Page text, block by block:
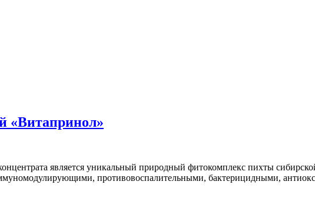
«Витапринол»
является уникальный природный фитокомплекс пихты
противовоспалительными, бактерицидными,